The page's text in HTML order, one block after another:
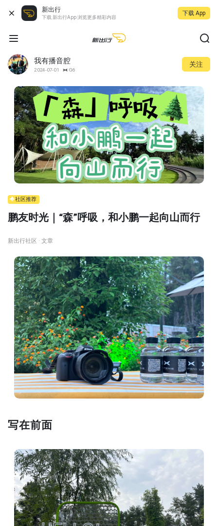
新出行
下载 新出行App 浏览更多精彩内容
下载 App
我有播音腔
2024-07-01 G6
关注
社区推荐
鹏友时光｜“森”呼吸，和小鹏一起向山而行
新出行社区 · 文章
写在前面